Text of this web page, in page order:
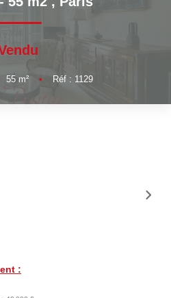
Sur Rendez-Vous
Vendus
AGENCE
55m² • Réf : 1129
: